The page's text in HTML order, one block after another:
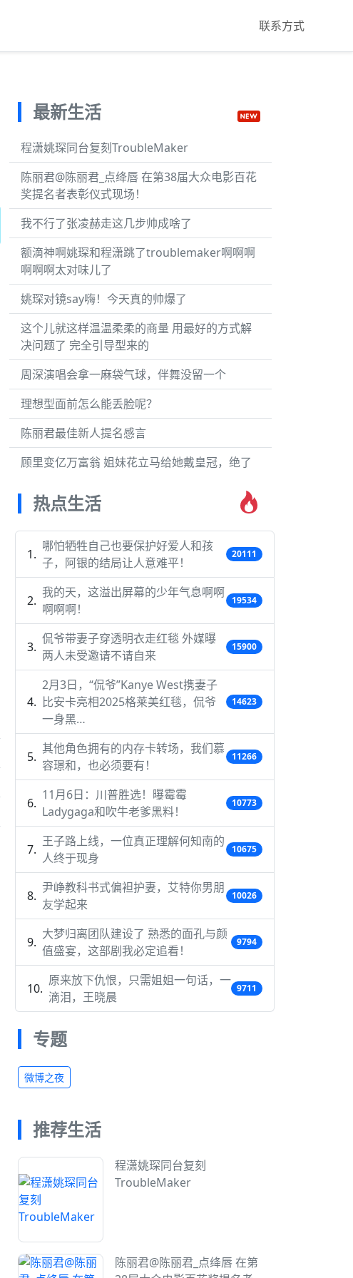
联系方式
最新生活
程潇姚琛同台复刻TroubleMaker
陈丽君@陈丽君_点绛唇 在第38届大众电影百花
奖提名者表彰仪式现场！
我不行了张凌赫走这几步帅成啥了
额滴神啊姚琛和程潇跳了troublemaker啊啊啊
啊啊啊太对味儿了
姚琛对镜say嗨！今天真的帅爆了
这个儿就这样温温柔柔的商量 用最好的方式解
决问题了 完全引导型来的
周深演唱会拿一麻袋气球，伴舞没留一个
理想型面前怎么能丢脸呢？
陈丽君最佳新人提名感言
顾里变亿万富翁 姐妹花立马给她戴皇冠，绝了
热点生活
哪怕牺牲自己也要保护好爱人和孩
子，阿银的结局让人意难平！
20111
我的天，这溢出屏幕的少年气息啊啊
啊啊啊！
19534
侃爷带妻子穿透明衣走红毯 外媒曝
两人未受邀请不请自来
15900
2月3日，“侃爷”Kanye West携妻子
比安卡亮相2025格莱美红毯，侃爷
一身黑…
14623
其他角色拥有的内存卡转场，我们慕
容璟和，也必须要有！
11266
11月6日：川普胜选！曝霉霉
Ladygaga和吹牛老爹黑料！
10773
王子路上线，一位真正理解何知南的
人终于现身
10675
尹峥教科书式偏袒护妻，艾特你男朋
友学起来
10026
大梦归离团队建设了 熟悉的面孔与颜
值盛宴，这部剧我必定追看！
9794
原来放下仇恨，只需姐姐一句话，一
滴泪，王晓晨
9711
专题
微博之夜
推荐生活
程潇姚琛同台复刻
TroubleMaker
陈丽君@陈丽君_点绛唇 在第